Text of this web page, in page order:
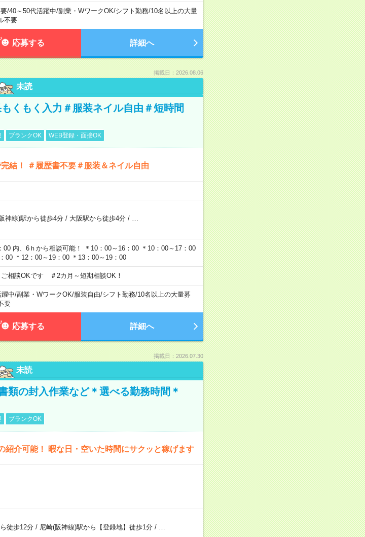
/40～50代活躍中/副業・WワークOK/シフト勤務/10名以上の大量
不要
応募する 詳細へ
掲載日：2026.08.06
未読
くもく入力＃服装ネイル自由＃短時間
ブランクOK WEB登録・面接OK
結！ ＃履歴書不要＃服装＆ネイル自由
神線)駅から徒歩4分/ 大阪駅から徒歩4分/
内、6ｈから相談可能！ ＊10：00～16：00 ＊10：00～17：00
00 ＊12：00～19：00 ＊13：00～19：00
相談OKです ＃2カ月～短期相談OK！
中/副業・WワークOK/服装自由/シフト勤務/10名以上の大量募
要
応募する 詳細へ
掲載日：2026.07.30
未読
類の封入作業など＊選べる勤務時間＊
ブランクOK
紹介可能！ 暇な日・空いた時間にサクッと稼げます
徒歩12分/ 尼崎(阪神線)駅から【登録地】徒歩1分/